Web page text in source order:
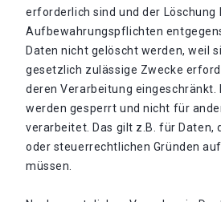
erforderlich sind und der Löschung
Aufbewahrungspflichten
Daten nicht gelöscht werden, weil
gesetzlich zulässige Zwecke
deren Verarbeitung eingeschränkt.
werden gesperrt und nicht für
verarbeitet. Das gilt z.B. für Daten,
oder steuerrechtlichen Gründen
müssen.